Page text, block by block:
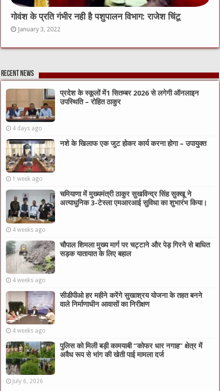
गोवंश के प्रति गंभीर नही है पशुपालन विभाग: राजेश चिंटू
January 3, 2022
Recent News
प्रदेश के स्कूलों में1 सितम्बर 2026 से लगेगी ऑनलाइन
उपस्थिति – रोहित ठाकुर
4 days ago
नशे के खिलाफ एक जुट होकर कार्य करना होगा – उपायुक्त
1 week ago
चमियाणा में मुख्यमंत्री ठाकुर सुखविन्द्र सिंह सुक्खू ने
अत्याधुनिक 3-टेस्ला एमआरआई सुविधा का शुभारंभ किया।
4 weeks ago
चौपाल शिमला मुख्य मार्ग पर चट्टाने और पेड़ गिरने से बाधित
सड़क यातायात के लिए बहाल
4 weeks ago
सीडीपीओ हर महीने करेंगे सुखाश्रय योजना के तहत बनने
वाले निर्माणाधीन आवासों का निरीक्षण
4 weeks ago
पुलिस को मिली बड़ी कामयाबी “कोफर धार नगाह” क्षेत्र में
अवैध रूप से भांग की खेती पाई मामला दर्ज
July 6, 2026